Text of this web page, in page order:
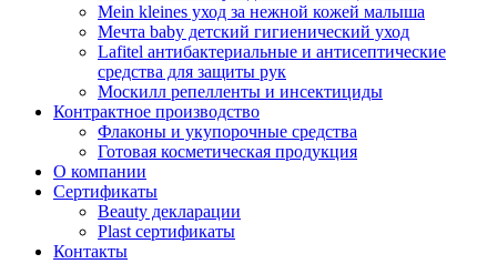
Mein kleines уход за нежной кожей малыша
Мечта baby детский гигиенический уход
Lafitel антибактериальные и антисептические
средства для защиты рук
Москилл репелленты и инсектициды
Контрактное производство
Флаконы и укупорочные средства
Готовая косметическая продукция
О компании
Сертификаты
Beauty декларации
Plast сертификаты
Контакты